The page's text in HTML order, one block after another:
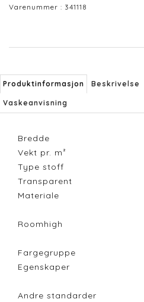
Varenummer : 341118
Produktinformasjon Beskrivelse
Vaskeanvisning
Bredde
Vekt pr. m²
Type stoff
Transparent
Materiale
Roomhigh
Fargegruppe
Egenskaper
Andre standarder